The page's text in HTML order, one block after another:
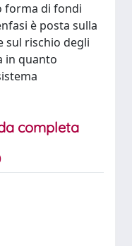
forma di fondi
è posta sulla
sul rischio degli
in quanto
completa